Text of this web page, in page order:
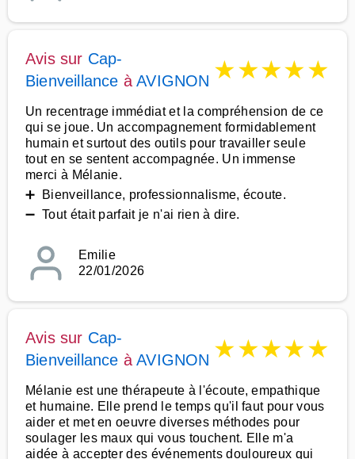
Avis sur Cap-
Bienveillance àAVIGNON ★★★★★
Un recentrage immédiat et la compréhension de ce
qui se joue. Un accompagnement formidablement
humain et surtout des outils pour travailler seule
tout en se sentent accompagnée. Un immense
merci à Mélanie.
➕ Bienveillance, professionnalisme, écoute.
➖ Tout était parfait je n'ai rien à dire.
Emilie
22/01/2026
Avis sur Cap-
Bienveillance àAVIGNON ★★★★★
Mélanie est une thérapeute à l'écoute, empathique
et humaine. Elle prend le temps qu'il faut pour vous
aider et met en oeuvre diverses méthodes pour
soulager les maux qui vous touchent. Elle m'a
aidée à accepter des événements douloureux qui